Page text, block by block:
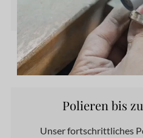
Polieren bis
Unser fortschrittliches